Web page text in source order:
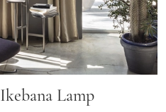
Ikebana Lamp